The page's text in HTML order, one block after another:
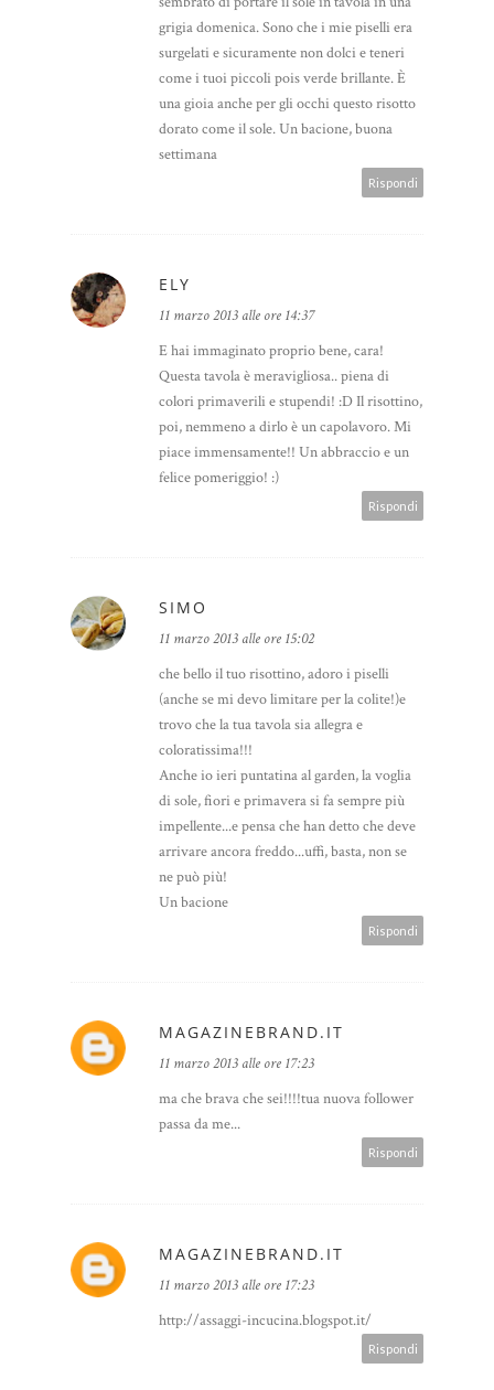
grigia domenica. Sono che i mie piselli era
surgelati e sicuramente non dolci e teneri
come i tuoi piccoli pois verde brillante. È
una gioia anche per gli occhi questo risotto
dorato come il sole. Un bacione, buona
settimana
Rispondi
ELY
11 marzo 2013 alle ore 14:37
E hai immaginato proprio bene, cara!
Questa tavola è meravigliosa.. piena di
colori primaverili e stupendi! :D Il risottino,
poi, nemmeno a dirlo è un capolavoro. Mi
piace immensamente!! Un abbraccio e un
felice pomeriggio! :)
Rispondi
SIMO
11 marzo 2013 alle ore 15:02
che bello il tuo risottino, adoro i piselli
(anche se mi devo limitare per la colite!)e
trovo che la tua tavola sia allegra e
coloratissima!!!
Anche io ieri puntatina al garden, la voglia
di sole, fiori e primavera si fa sempre più
impellente...e pensa che han detto che deve
arrivare ancora freddo...uffi, basta, non se
ne può più!
Un bacione
Rispondi
MAGAZINEBRAND.IT
11 marzo 2013 alle ore 17:23
ma che brava che sei!!!!tua nuova follower
passa da me...
Rispondi
MAGAZINEBRAND.IT
11 marzo 2013 alle ore 17:23
http://assaggi-incucina.blogspot.it/
Rispondi